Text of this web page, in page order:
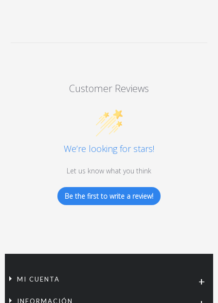
Customer Reviews
We’re looking for stars!
Let us know what you think
Be the first to write a review!
MI CUENTA
INFORMACIÓN